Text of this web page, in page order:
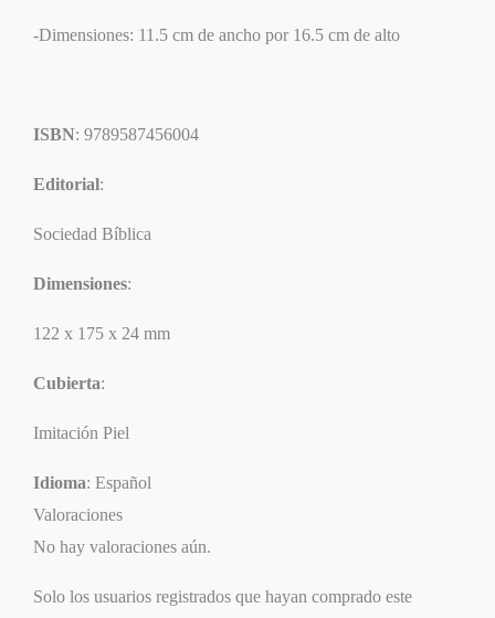
-Dimensiones: 11.5 cm de ancho por 16.5 cm de alto
ISBN: 9789587456004
Editorial:
Sociedad Bíblica
Dimensiones:
122 x 175 x 24 mm
Cubierta:
Imitación Piel
Idioma: Español
Valoraciones
No hay valoraciones aún.
Solo los usuarios registrados que hayan comprado este